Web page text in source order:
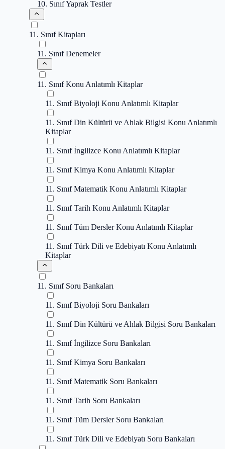
10. Sınıf Yaprak Testler
11. Sınıf Kitapları
11. Sınıf Denemeler
11. Sınıf Konu Anlatımlı Kitaplar
11. Sınıf Biyoloji Konu Anlatımlı Kitaplar
11. Sınıf Din Kültürü ve Ahlak Bilgisi Konu Anlatımlı
Kitaplar
11. Sınıf İngilizce Konu Anlatımlı Kitaplar
11. Sınıf Kimya Konu Anlatımlı Kitaplar
11. Sınıf Matematik Konu Anlatımlı Kitaplar
11. Sınıf Tarih Konu Anlatımlı Kitaplar
11. Sınıf Tüm Dersler Konu Anlatımlı Kitaplar
11. Sınıf Türk Dili ve Edebiyatı Konu Anlatımlı
Kitaplar
11. Sınıf Soru Bankaları
11. Sınıf Biyoloji Soru Bankaları
11. Sınıf Din Kültürü ve Ahlak Bilgisi Soru Bankaları
11. Sınıf İngilizce Soru Bankaları
11. Sınıf Kimya Soru Bankaları
11. Sınıf Matematik Soru Bankaları
11. Sınıf Tarih Soru Bankaları
11. Sınıf Tüm Dersler Soru Bankaları
11. Sınıf Türk Dili ve Edebiyatı Soru Bankaları